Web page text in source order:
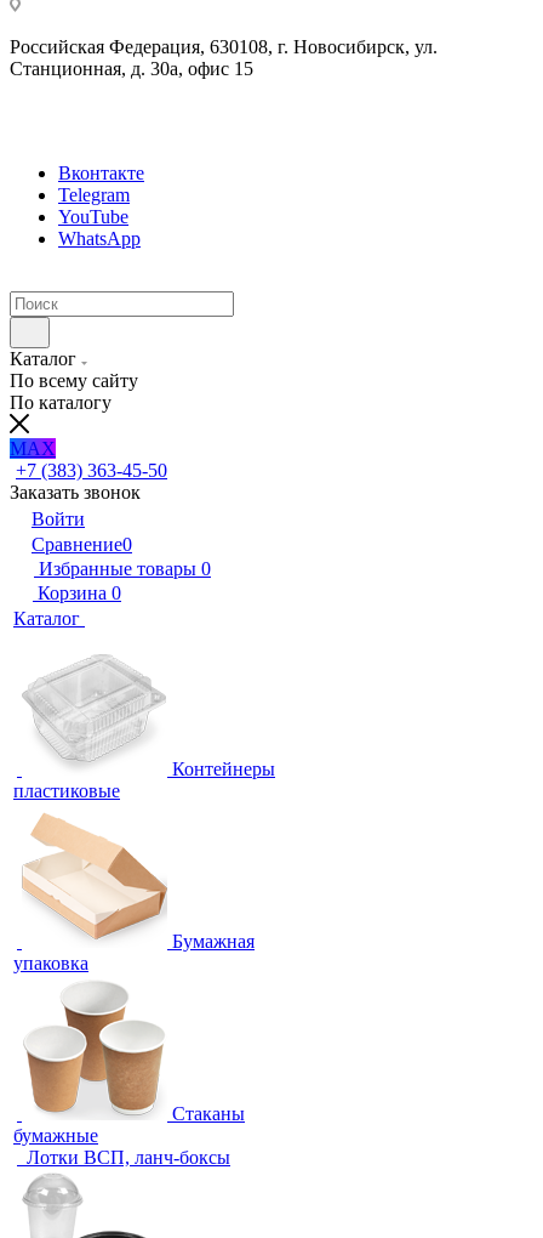
Российская Федерация, 630108, г. Новосибирск, ул.
Станционная, д. 30а, офис 15
Вконтакте
Telegram
YouTube
WhatsApp
Каталог
По всему сайту
По каталогу
MAX
+7 (383) 363-45-50
Заказать звонок
Войти
Сравнение0
Избранные товары 0
Корзина 0
Каталог
Контейнеры
пластиковые
Бумажная
упаковка
Стаканы
бумажные
Лотки ВСП, ланч-боксы